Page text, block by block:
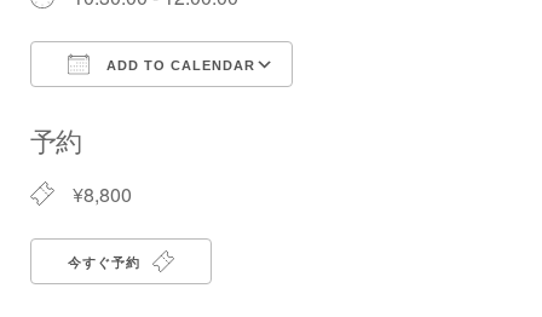
ADD TO CALENDAR
予約
¥8,800
今すぐ予約